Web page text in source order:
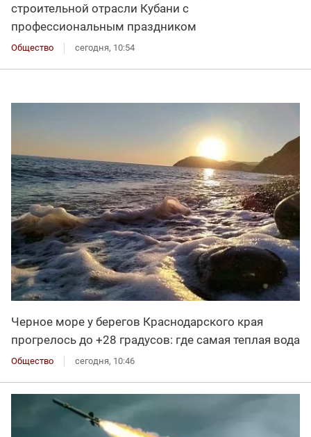
строительной отрасли Кубани с
профессиональным праздником
Общество сегодня, 10:54
Черное море у берегов Краснодарского края
прогрелось до +28 градусов: где самая теплая вода
Общество сегодня, 10:46